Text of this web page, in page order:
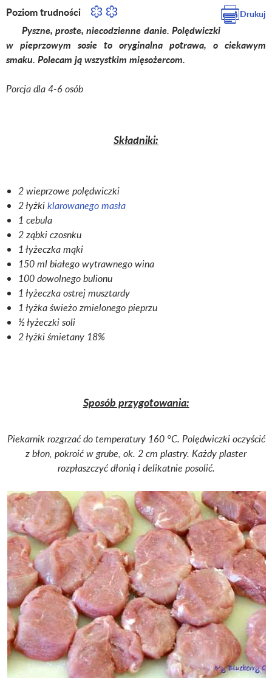
Drukuj
Poziom trudności
Pyszne, proste, niecodzienne danie. Polędwiczki
w pieprzowym sosie to oryginalna potrawa, o ciekawym
smaku. Polecam ją wszystkim mięsożercom.
Porcja dla 4-6 osób
Składniki:
2 wieprzowe polędwiczki
2 łyżkiklarowanego masła
1 cebula
2 ząbki czosnku
1 łyżeczka mąki
150 ml białego wytrawnego wina
100 dowolnego bulionu
1 łyżeczka ostrej musztardy
1 łyżka świeżo zmielonego pieprzu
½ łyżeczki soli
2 łyżki śmietany 18%
Sposób przygotowania:
Piekarnik rozgrzać do temperatury 160 °C. Polędwiczki oczyścić
z błon, pokroić w grube, ok. 2 cm plastry. Każdy plaster
rozpłaszczyć dłonią i delikatnie posolić.